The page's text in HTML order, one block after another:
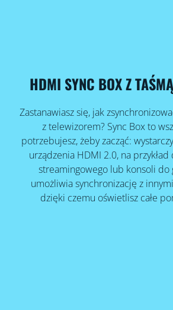
HDMI SYNC BOX Z
Zastanawiasz się, jak
z telewizorem? Sync Box to
potrzebujesz, żeby zacząć:
urządzenia HDMI 2.0, na
streamingowego lub konsoli do
umożliwia synchronizację z
dzięki czemu oświetlisz całe